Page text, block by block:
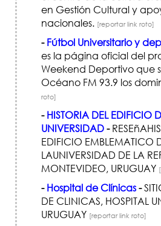
en Gestión Cultural y
nacionales. [reportar link roto]
- Fútbol Universitario y
es la página oficial del
Weekend Deportivo que
Océano FM 93.9 los
roto]
- HISTORIA DEL EDIFICIO
UNIVERSIDAD-
EDIFICIO EMBLEMATICO
LAUNIVERSIDAD DE LA
MONTEVIDEO, URUGUAY
- Hospital de Clínicas-
DE CLINICAS, HOSPITAL
URUGUAY [reportar link roto]